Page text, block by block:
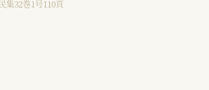
集32巻1号110頁